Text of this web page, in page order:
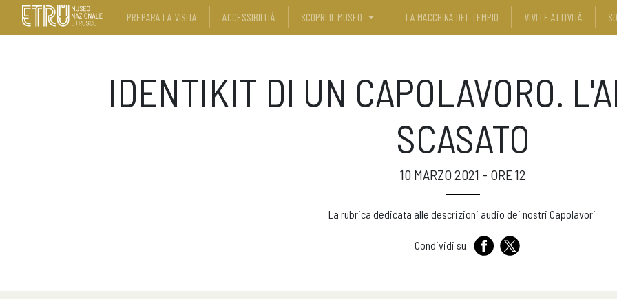
PREPARA LA VISITA ACCESSIBILITÀ SCOPRI IL MUSEO LA MACCHINA DEL TEMPIO VIVI LE ATTIVITÀ
IDENTIKIT DI UN CAPOLAVORO.
SCASATO
10 MARZO 2021 - ORE 12
La rubrica dedicata alle descrizioni audio dei nostri Capolavori
Condividi su